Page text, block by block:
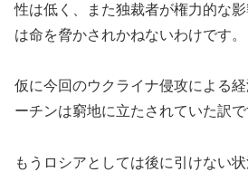
性は低く、また独裁者が権力的な
は命を脅かされかねないわけです。
仮に今回のウクライナ侵攻による
ーチンは窮地に立たされていた訳で
もうロシアとしては後に引けない